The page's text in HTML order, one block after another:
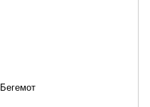
Бегемот